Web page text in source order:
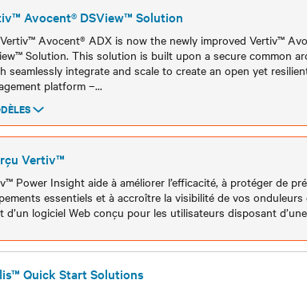
Avocent® DSView™ Solution
Avocent® ADX is now the newly improved Vertiv™
Solution. This solution is built upon a secure common
seamlessly integrate and scale to create an open yet
platform –...
Vertiv™
Power Insight aide à améliorer l’efficacité, à protéger de
essentiels et à accroître la visibilité de vos onduleurs
d’un logiciel Web conçu pour les utilisateurs disposant d’une
Quick Start Solutions